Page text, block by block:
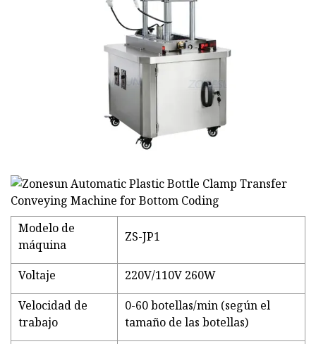
Modelo de
máquina
ZS-JP1
Voltaje
220V/110V 260W
Velocidad de
trabajo
0-60 botellas/min (según el
tamaño de las botellas)